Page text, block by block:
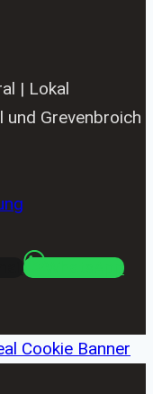
| Lokal
Grevenbroich
WhatsApp
Cookie Banner